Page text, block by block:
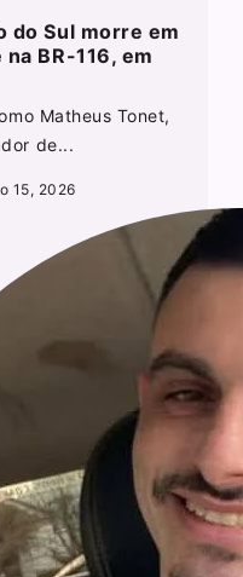
do Sul morre em
BR-116, em
Matheus Tonet,
de...
15, 2026